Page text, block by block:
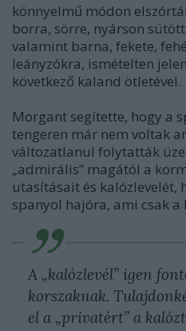
könnyelmű módon
borra, sörre, nyárson
valamint barna, fekete,
leányzókra, ismételten
következő kaland ötletével.
Morgant segítette, hogy a
tengeren már nem voltak
változatlanul folytatták
„admirális” magától a
utasításait és kalózlevelét,
spanyol hajóra, ami csak a
A „kalózlevél” igen
korszaknak.
el a „privatért” a